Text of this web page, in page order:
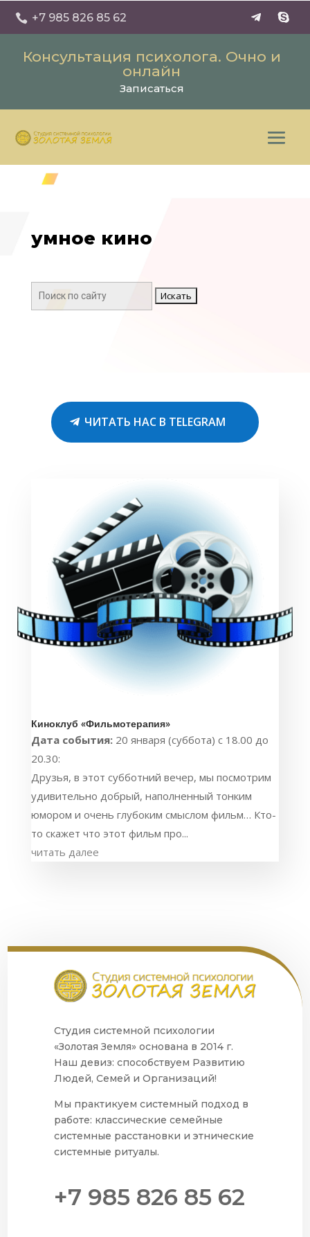
 +7 985 826 85 62
Консультация психолога. Очно и
онлайн
Записаться
умное кино
Поиск:
ЧИТАТЬ НАС В TELEGRAM
Киноклуб «Фильмотерапия»
Дата события: 20 января (суббота) с 18.00 до
20.30:
Друзья, в этот субботний вечер, мы посмотрим
удивительно добрый, наполненный тонким
юмором и очень глубоким смыслом фильм… Кто-
то скажет что этот фильм про...
читать далее
Студия системной психологии
«Золотая Земля» основана в 2014 г.
Наш девиз: способствуем Развитию
Людей, Семей и Организаций!
Мы практикуем системный подход в
работе: классические семейные
системные расстановки и этнические
системные ритуалы.
+7 985 826 85 62